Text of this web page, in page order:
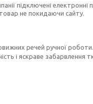
підключені
не покидаючи сайту.
речей ручної
і яскраве забарвлення